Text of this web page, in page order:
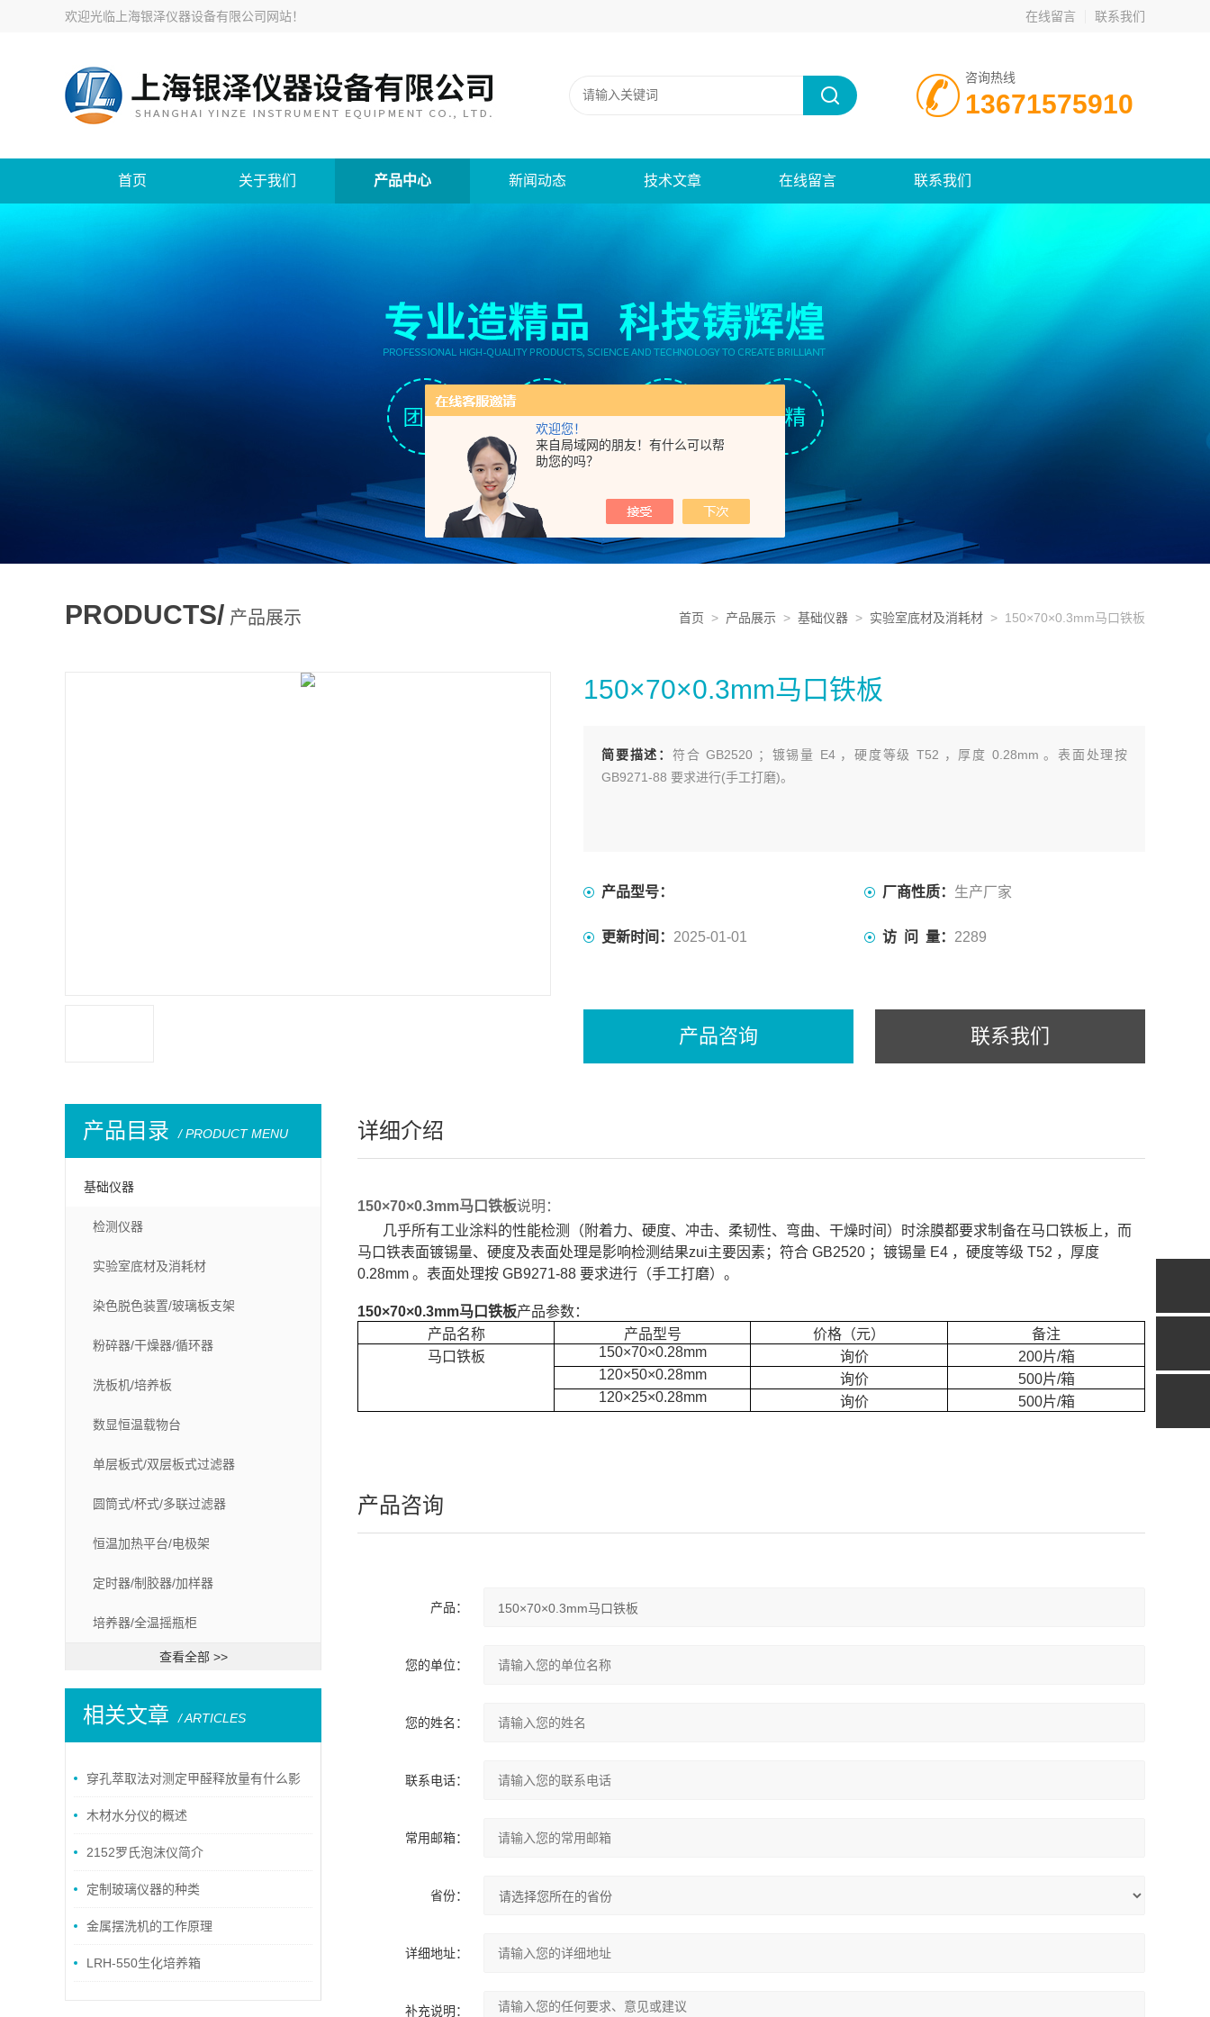
欢迎您！
来自局域网的朋友！有什么可以帮
助您的吗？
欢迎光临 上海银泽仪器设备有限公司网站！ 在线留言 联系我们
咨询热线
13671575910
首页 关于我们 产品中心 新闻动态 技术文章 在线留言 联系我们
PRODUCTS/ 产品展示 首页 > 产品展示 > 基础仪器 > 实验室底材及消耗材 > 150×70×0.3mm马口铁板
150×70×0.3mm马口铁板
简要描述： 符合 GB2520 ；镀锡量 E4 ，硬度等级 T52 ，厚度 0.28mm 。表面处理按
GB9271-88 要求进行(手工打磨)。
产品型号： 厂商性质： 生产厂家
更新时间： 2025-01-01 访 问 量： 2289
产品咨询 联系我们
产品目录 / PRODUCT MENU
基础仪器
检测仪器
实验室底材及消耗材
染色脱色装置/玻璃板支架
粉碎器/干燥器/循环器
洗板机/培养板
数显恒温载物台
单层板式/双层板式过滤器
圆筒式/杯式/多联过滤器
恒温加热平台/电极架
定时器/制胶器/加样器
培养器/全温摇瓶柜
查看全部 >>
相关文章 / ARTICLES
穿孔萃取法对测定甲醛释放量有什么影
响？木材水分仪的概述
2152罗氏泡沫仪简介
定制玻璃仪器的种类
金属摆洗机的工作原理
LRH-550生化培养箱
详细介绍
150×70×0.3mm马口铁板说明：
几乎所有工业涂料的性能检测（附着力、硬度、冲击、柔韧性、弯曲、干燥时间）时涂膜都要求制备在马口铁板上，而
马口铁表面镀锡量、硬度及表面处理是影响检测结果zui主要因素；符合 GB2520 ；镀锡量 E4 ，硬度等级 T52 ，厚度
0.28mm 。表面处理按 GB9271-88 要求进行（手工打磨）。
150×70×0.3mm马口铁板产品参数：
产品名称
产品型号 价格（元）
备注
马口铁板
150×70×0.28mm 询价
200片/箱
120×50×0.28mm
询价
500片/箱
120×25×0.28mm
询价 500片/箱
产品咨询
产品：
您的单位：
您的姓名：
联系电话：
常用邮箱：
省份：
详细地址：
补充说明：